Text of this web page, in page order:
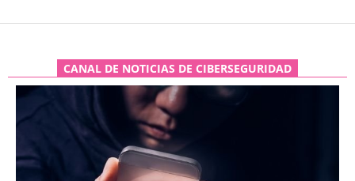
CANAL DE NOTICIAS DE CIBERSEGURIDAD